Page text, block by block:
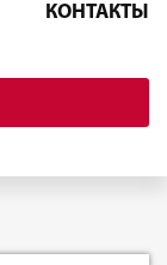
КОНТАКТЫ